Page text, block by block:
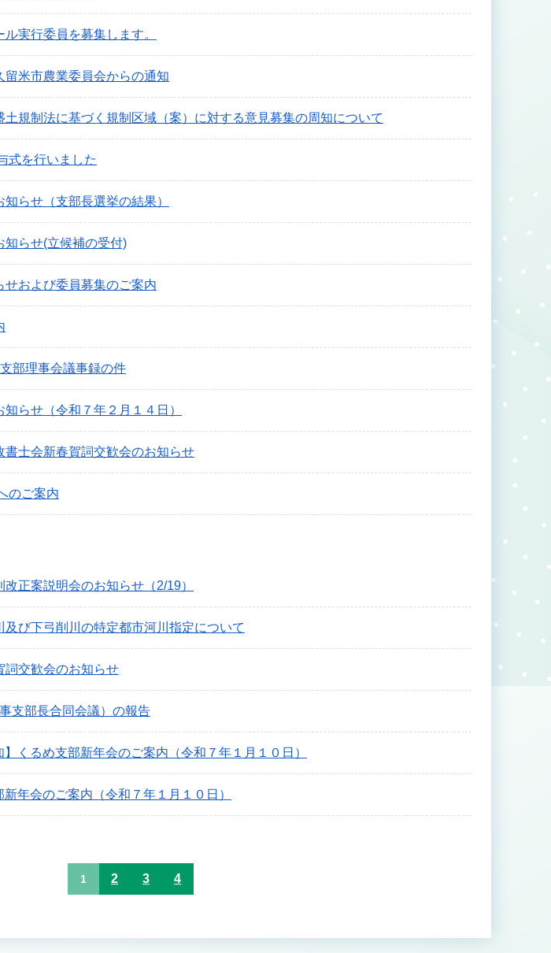
実行委員を募集します。
留米市農業委員会からの通知
土規制法に基づく規制区域（案）に対する意見募集の周知について
式を行いました
らせ（支部長選挙の結果）
知らせ(立候補の受付)
せおよび委員募集のご案内
部理事会議事録の件
らせ（令和７年２月１４日）
書士会新春賀詞交歓会のお知らせ
のご案内
改正案説明会のお知らせ（2/19）
及び下弓削川の特定都市河川指定について
詞交歓会のお知らせ
支部長合同会議）の報告
】くるめ支部新年会のご案内（令和７年１月１０日）
新年会のご案内（令和７年１月１０日）
1 2 3 4